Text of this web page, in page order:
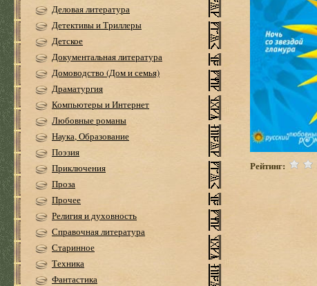
Деловая литература
Детективы и Триллеры
Детское
Документальная литература
Домоводство (Дом и семья)
Драматургия
Компьютеры и Интернет
Любовные романы
Наука, Образование
Поэзия
Приключения
Проза
Прочее
Религия и духовность
Справочная литература
Старинное
Техника
Фантастика
Рейтинг: